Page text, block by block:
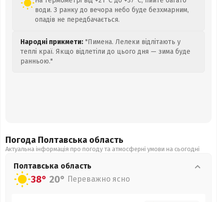
води. З ранку до вечора небо буде безхмарним,
опадів не передбачається.
Народні прикмети: "Пимена. Лелеки відлітають у
теплі краї. Якщо відлетіли до цього дня — зима буде
ранньою."
Погода Полтавська область
Актуальна інформація про погоду та атмосферні умови на сьогодні
Полтавська область
38° 20° Переважно ясно